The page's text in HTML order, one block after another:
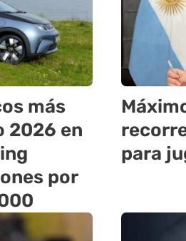
más
2026 en
por
para